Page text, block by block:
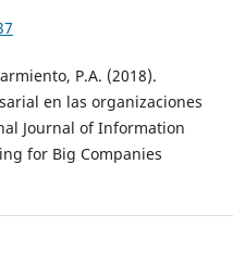
P.A. (2018).
en las organizaciones
Journal of Information
for Big Companies